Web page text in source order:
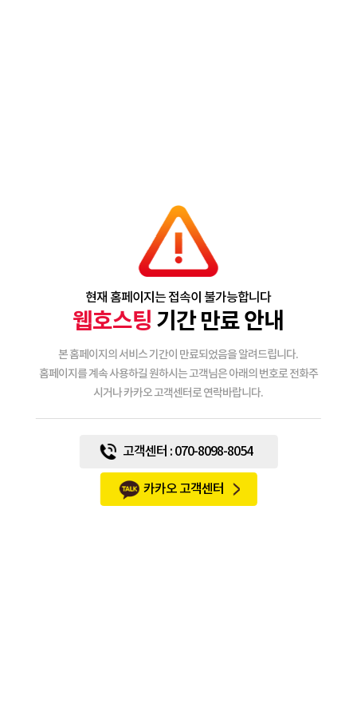
현재 홈페이지는 접속이 불가능합니다
웹호스팅 기간 만료 안내
본 홈페이지의 서비스 기간이 만료되었음을 알려드립니다.
홈페이지를 계속 사용하길 원하시는 고객님은 아래의 번호로 전화주
시거나 카카오 고객센터로 연락바랍니다.
고객센터 : 070-8098-8054
카카오 고객센터